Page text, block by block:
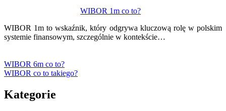
WIBOR 1m co to?
WIBOR 1m to wskaźnik, który odgrywa kluczową rolę w polskim
systemie finansowym, szczególnie w kontekście…
WIBOR 6m co to?
WIBOR co to takiego?
Kategorie